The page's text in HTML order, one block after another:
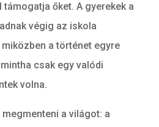
őket. A gyerekek a
végig az iskola
a történet egyre
csak egy valódi
volna.
a világot: a